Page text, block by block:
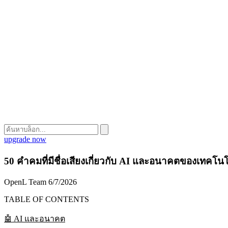
upgrade now
50 คำคมที่มีชื่อเสียงเกี่ยวกับ AI และอนาคตของเทคโน
OpenL Team 6/7/2026
TABLE OF CONTENTS
🤖 AI และอนาคต